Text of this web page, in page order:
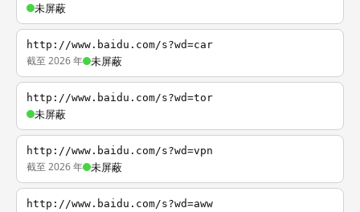
未屏蔽
http://www.baidu.com/s?wd=car
截至 2026 年 未屏蔽
http://www.baidu.com/s?wd=tor
未屏蔽
http://www.baidu.com/s?wd=vpn
截至 2026 年 未屏蔽
http://www.baidu.com/s?wd=aww